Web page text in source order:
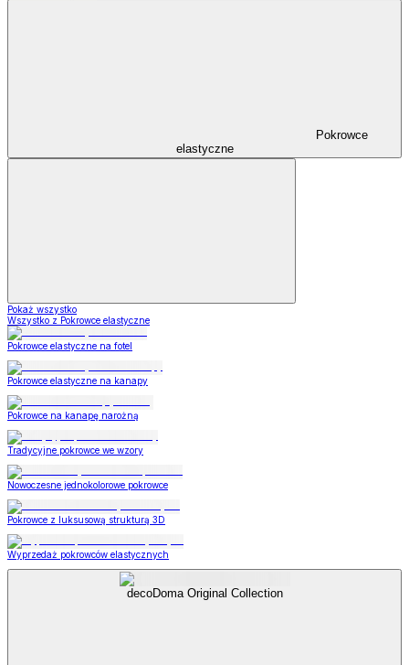
Pokrowce
elastyczne
Pokaż wszystko
Wszystko z Pokrowce elastyczne
Pokrowce elastyczne na fotel
Pokrowce elastyczne na kanapy
Pokrowce na kanapę narożną
Tradycyjne pokrowce we wzory
Nowoczesne jednokolorowe pokrowce
Pokrowce z luksusową strukturą 3D
Wyprzedaż pokrowców elastycznych
decoDoma Original Collection